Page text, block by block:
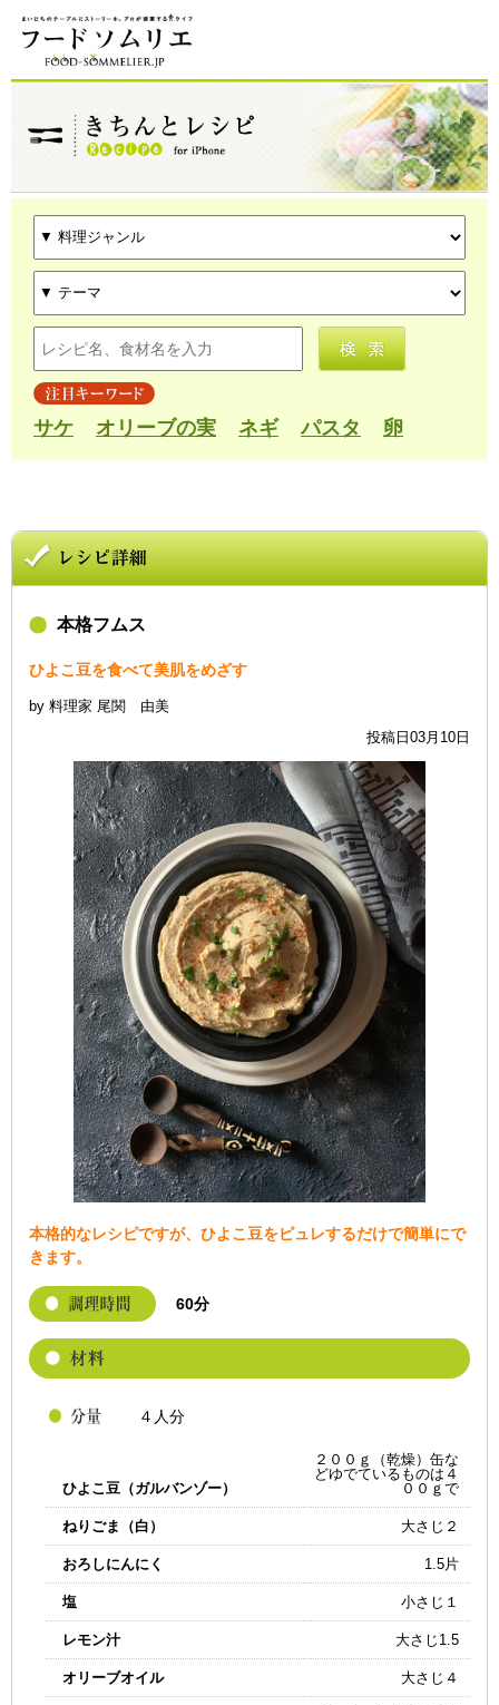
サケ オリーブの実 ネギ パスタ 卵
本格フムス
ひよこ豆を食べて美肌をめざす
by 料理家 尾関 由美
投稿日03月10日
本格的なレシピですが、ひよこ豆をピュレするだけで簡単にで
きます。
60分
４人分
ひよこ豆（ガルバンゾー）
２００ｇ（乾燥）缶な
どゆでているものは４
００ｇで
ねりごま（白） 大さじ２
おろしにんにく 1.5片
塩 小さじ１
レモン汁 大さじ1.5
オリーブオイル 大さじ４